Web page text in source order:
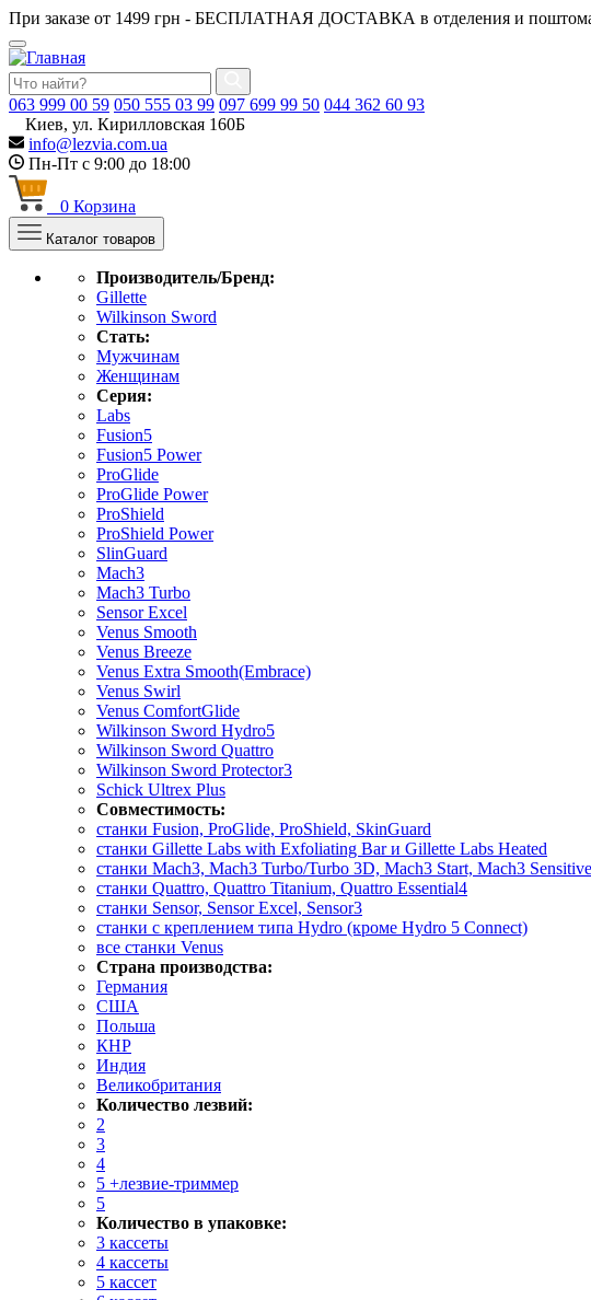
При заказе от 1499 грн - БЕСПЛАТНАЯ ДОСТАВКА в отделения и
063 999 00 59 050 555 03 99 097 699 99 50 044 362 60 93
Киев, ул. Кирилловская 160Б
info@lezvia.com.ua
Пн-Пт с 9:00 до 18:00
0 Корзина
Каталог товаров
Производитель/Бренд:
Gillette
Wilkinson Sword
Стать:
Мужчинам
Женщинам
Серия:
Labs
Fusion5
Fusion5 Power
ProGlide
ProGlide Power
ProShield
ProShield Power
SlinGuard
Mach3
Mach3 Turbo
Sensor Excel
Venus Smooth
Venus Breeze
Venus Extra Smooth(Embrace)
Venus Swirl
Venus ComfortGlide
Wilkinson Sword Hydro5
Wilkinson Sword Quattro
Wilkinson Sword Protector3
Schick Ultrex Plus
Совместимость:
станки Fusion, ProGlide, ProShield, SkinGuard
станки Gillette Labs with Exfoliating Bar и Gillette Labs Heated
станки Mach3, Mach3 Turbo/Turbo 3D, Mach3 Start, Mach3 Sensitive
станки Quattro, Quattro Titanium, Quattro Essential4
станки Sensor, Sensor Excel, Sensor3
станки с креплением типа Hydro (кроме Hydro 5 Connect)
все станки Venus
Страна производства:
Германия
США
Польша
КНР
Индия
Великобритания
Количество лезвий:
2
3
4
5 +лезвие-триммер
5
Количество в упаковке:
3 кассеты
4 кассеты
5 кассет